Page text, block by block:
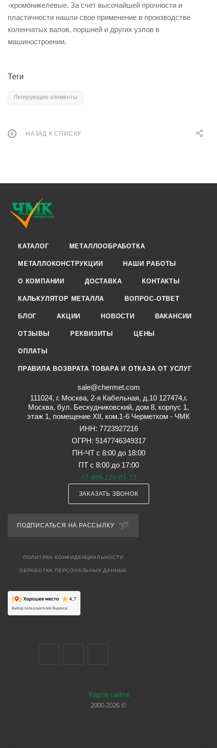
-хромоникелевые. За счет высочайшей прочности и
пластичности нашли свое применение в производстве
коленчатых валов, поршней и других узлов в
машиностроении.
Теги
Легирующие элементы
НАЗАД К СПИСКУ
КАТАЛОГ МЕТАЛЛООБРАБОТКА
МЕТАЛЛОКОНСТРУКЦИИ НАШИ РАБОТЫ
О КОМПАНИИ ДОСТАВКА КОНТАКТЫ
КАЛЬКУЛЯТОР МЕТАЛЛА ВОПРОС-ОТВЕТ
БЛОГ АКЦИИ НОВОСТИ ВАКАНСИИ
ОТЗЫВЫ РЕКВИЗИТЫ ЦЕНЫ
ОПЛАТЫ
ПРАВИЛА ВОЗВРАТА ТОВАРА И ОТКАЗА ОТ УСЛУГ
sale@chermet.com
111024, г. Москва, 2-я Кабельная, д.10 127474,г.
Москва, бул. Бескудниковский, дом 8, корпус 1,
этаж 1, помещение XII, ком.1-6 Черметком - ЧМК
ИНН: 7723927216
ОГРН: 5147746349317
ПН-ЧТ с 8:00 до 18:00
ПТ с 8:00 до 17:00
+7 499-220-01-33
ЗАКАЗАТЬ ЗВОНОК
ПОДПИСАТЬСЯ НА РАССЫЛКУ
ПОЛИТИКА КОНФИДЕНЦИАЛЬНОСТИ
ОБРАБОТКА ПЕРСОНАЛЬНЫХ ДАННЫХ
Карта сайта
2000-2026 ©